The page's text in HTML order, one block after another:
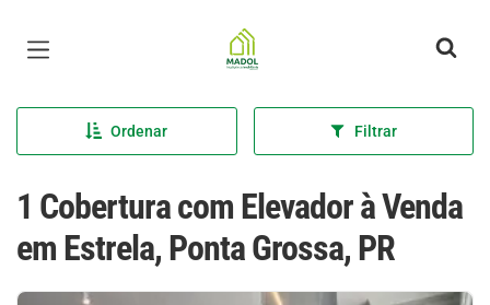
Página inicial
Ordenar Filtrar
1 Cobertura com Elevador à Venda
em Estrela, Ponta Grossa, PR